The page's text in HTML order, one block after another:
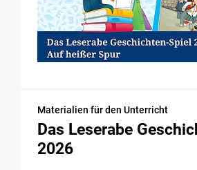
Materialien für den Unterricht
Das Leserabe
2026